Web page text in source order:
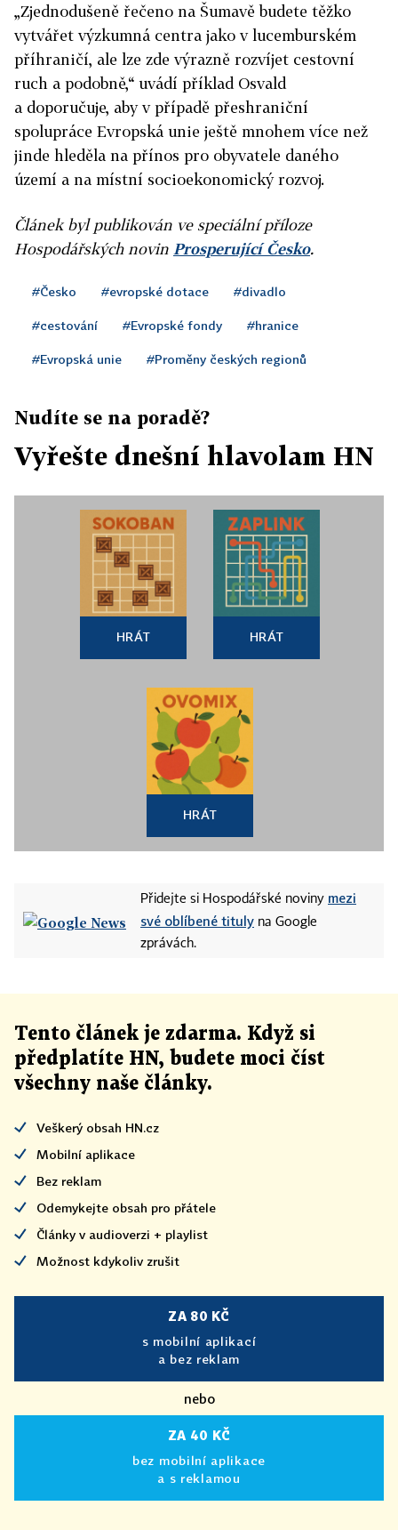
„Zjednodušeně řečeno na Šumavě budete těžko
vytvářet výzkumná centra jako v lucemburském
příhraničí, ale lze zde výrazně rozvíjet cestovní
ruch a podobně,“ uvádí příklad Osvald
a doporučuje, aby v případě přeshraniční
spolupráce Evropská unie ještě mnohem více než
jinde hleděla na přínos pro obyvatele daného
území a na místní socioekonomický rozvoj.
Článek byl publikován ve speciální příloze
Hospodářských novin Prosperující Česko.
#Česko #evropské dotace #divadlo
#cestování #Evropské fondy #hranice
#Evropská unie #Proměny českých regionů
Nudíte se na poradě?
Vyřešte dnešní hlavolam HN
HRÁT HRÁT
HRÁT
Přidejte si Hospodářské noviny mezi
své oblíbené tituly na Google
zprávách.
Tento článek je zdarma. Když si
předplatíte HN, budete moci číst
všechny naše články.
Veškerý obsah HN.cz
Mobilní aplikace
Bez reklam
Odemykejte obsah pro přátele
Články v audioverzi + playlist
Možnost kdykoliv zrušit
ZA 80 KČ
s mobilní aplikací
a bez reklam
nebo
ZA 40 KČ
bez mobilní aplikace
a s reklamou